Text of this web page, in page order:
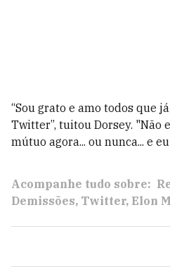
“Sou grato e amo todos que
Twitter”, tuitou Dorsey. "Não
mútuo agora... ou nunca... e
Acompanhe tudo sobre:
Demissões Twitter Elon